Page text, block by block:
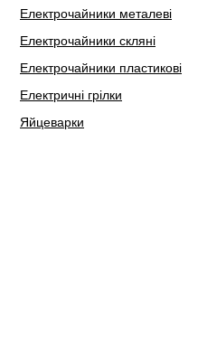
Електрочайники металеві
Електрочайники скляні
Електрочайники пластикові
Електричні грілки
Яйцеварки